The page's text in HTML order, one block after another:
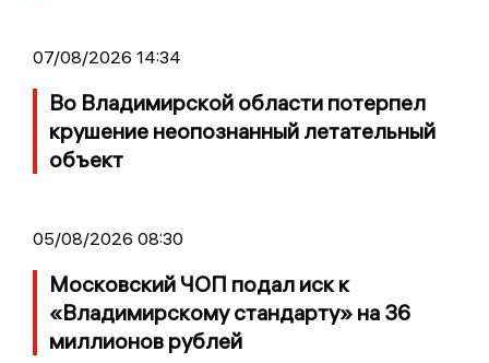
07/08/2026 14:34
Во Владимирской области потерпел
крушение неопознанный летательный
объект
05/08/2026 08:30
Московский ЧОП подал иск к
«Владимирскому стандарту» на 36
миллионов рублей